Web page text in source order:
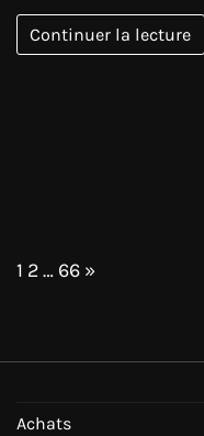
Continuer la lecture
Page:
1 2… 66 Next
»
Achats